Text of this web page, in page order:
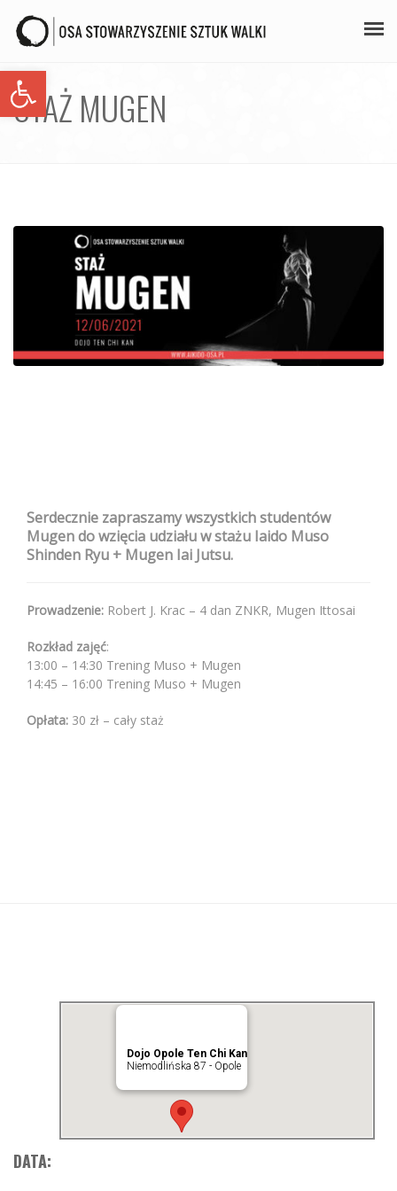
Open toolbar
ZAPISY
KONTAKT
STAŻ MUGEN
Serdecznie zapraszamy wszystkich studentów
Mugen do wzięcia udziału w stażu Iaido Muso
Shinden Ryu + Mugen Iai Jutsu.
Prowadzenie: Robert J. Krac – 4 dan ZNKR, Mugen Ittosai
Rozkład zajęć:
13:00 – 14:30 Trening Muso + Mugen
14:45 – 16:00 Trening Muso + Mugen
Opłata: 30 zł – cały staż
Dojo Opole Ten Chi Kan
Niemodlińska 87 - Opole
DATA: